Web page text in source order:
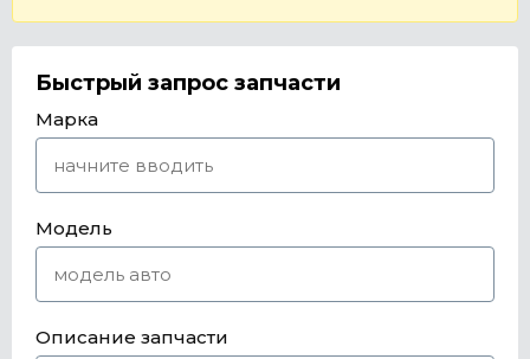
Быстрый запрос запчасти
Марка
Модель
Описание запчасти